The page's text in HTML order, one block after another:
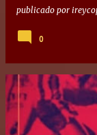
publicado por
0